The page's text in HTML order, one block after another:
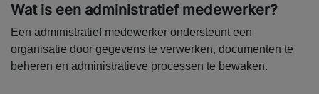
Wat is een administratief medewerker?
Een administratief medewerker ondersteunt een
organisatie door gegevens te verwerken, documenten te
beheren en administratieve processen te bewaken.